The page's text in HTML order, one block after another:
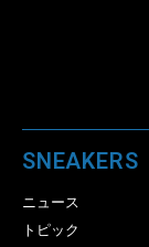
SNEAKERS
ニュース
トピック